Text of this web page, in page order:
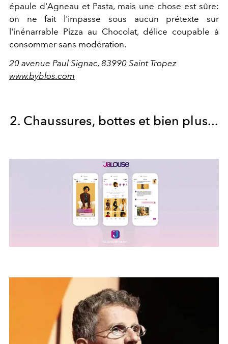
épaule d'Agneau et Pasta, mais une chose est sûre:
on ne fait l'impasse sous aucun prétexte sur
l'inénarrable Pizza au Chocolat, délice coupable à
consommer sans modération.
20 avenue Paul Signac, 83990 Saint Tropez
www.byblos.com
2. Chaussures, bottes et bien plus...